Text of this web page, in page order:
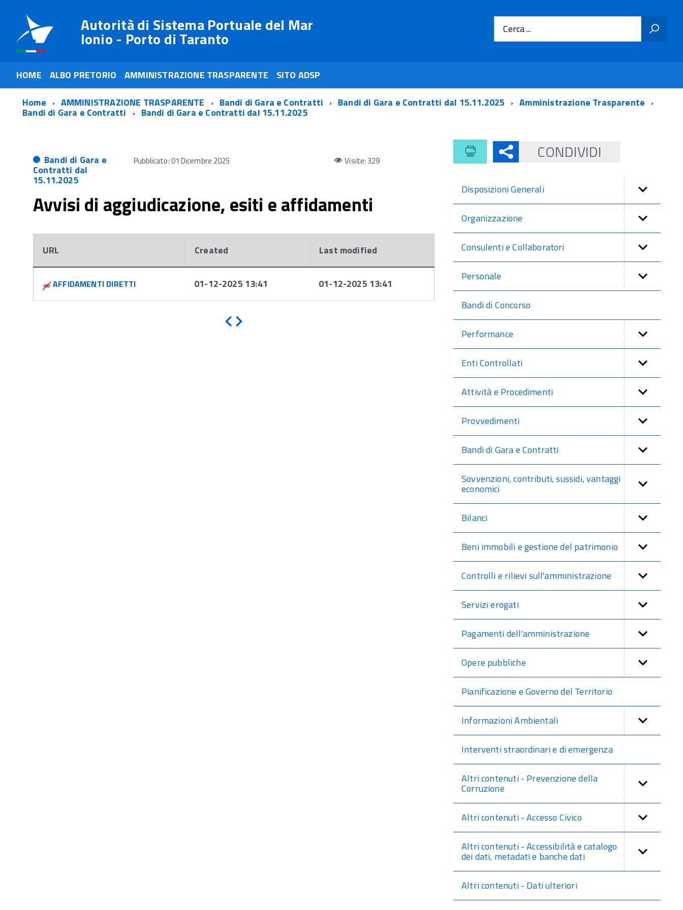
Autorità di Sistema Portuale del Mar
Ionio - Porto di Taranto Cerca ...
HOME ALBO PRETORIO AMMINISTRAZIONE TRASPARENTE
SITO ADSP
Home
AMMINISTRAZIONE TRASPARENTE Bandi di Gara e Contratti Bandi di Gara e Contratti dal 15.11.2025 Amministrazione Trasparente
Bandi di Gara e Contratti Bandi di Gara e Contratti dal 15.11.2025
Bandi di Gara e
Contratti dal
15.11.2025
Pubblicato: 01 Dicembre 2025 Visite: 329
Avvisi di aggiudicazione, esiti e affidamenti
URL Created Last modified
AFFIDAMENTI DIRETTI 01-12-2025 13:41 01-12-2025 13:41
Indietro
CONDIVIDI
Disposizioni Generali
Organizzazione
Consulenti e Collaboratori
Personale
Bandi di Concorso
Performance
Enti Controllati
Attività e Procedimenti
Provvedimenti
Bandi di Gara e Contratti
Sovvenzioni, contributi, sussidi, vantaggi
economici
Bilanci
Beni immobili e gestione del patrimonio
Controlli e rilievi sull'amministrazione
Servizi erogati
Pagamenti dell'amministrazione
Opere pubbliche
Pianificazione e Governo del Territorio
Informazioni Ambientali
Interventi straordinari e di emergenza
Altri contenuti - Prevenzione della
Corruzione
Altri contenuti - Accesso Civico
Altri contenuti - Accessibilità e catalogo
dei dati, metadati e banche dati
Altri contenuti - Dati ulteriori